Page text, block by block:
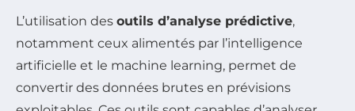
L’utilisation des outils d’analyse prédictive,
notamment ceux alimentés par l’intelligence
artificielle et le machine learning, permet de
convertir des données brutes en prévisions